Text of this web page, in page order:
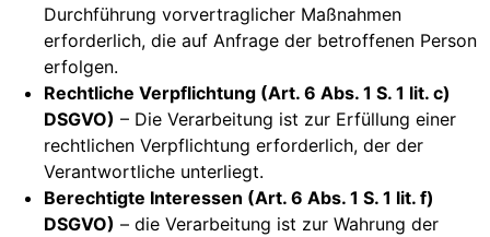
Durchführung vorvertraglicher Maßnahmen
erforderlich, die auf Anfrage der betroffenen Person
erfolgen.
Rechtliche Verpflichtung (Art. 6 Abs. 1 S. 1 lit. c)
DSGVO) – Die Verarbeitung ist zur Erfüllung einer
rechtlichen Verpflichtung erforderlich, der der
Verantwortliche unterliegt.
Berechtigte Interessen (Art. 6 Abs. 1 S. 1 lit. f)
DSGVO) – die Verarbeitung ist zur Wahrung der